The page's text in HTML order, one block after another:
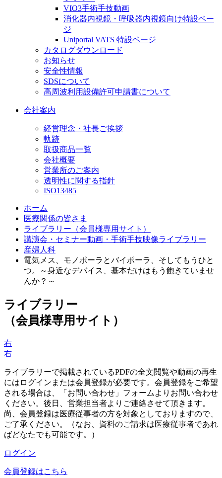
VIO3手術手技動画
消化器内視鏡・呼吸器内視鏡向け特設ペー
ジ
Uniportal VATS 特設ページ
カタログダウンロード
お知らせ
安全性情報
SDSについて
高周波利用設備許可申請書について
会社案内
経営理念・社長ご挨拶
軌跡
取扱商品一覧
会社概要
営業所のご案内
透明性に関する指針
ISO13485
ホーム
医療関係の皆さま
ライブラリー（会員様専用サイト）
講演会・セミナー動画・手術手技映像ライブラリー
産婦人科
電気メス、モノポーラとバイポーラ、そしてもうひと
つ。～身近なデバイス、基本だけはもう飽きていませ
んか？～
ライブラリー
（会員様専用サイト）
右
右
ライブラリーで掲載されているPDFの全文閲覧や動画の再生
にはログインまたは会員登録が必要です。会員登録をご希望
される場合は、「お問い合わせ」フォームよりお問い合わせ
ください。後日、営業担当者よりご連絡させて頂きます。
尚、会員登録は医療従事者の方を対象としておりますので、
ご了承ください。（なお、資料のご請求は医療従事者であれ
ばどなたでも可能です。）
ログイン
会員登録はこちら